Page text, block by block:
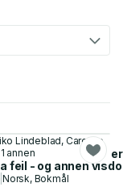
og få det bedre
Lindeblad, Caroline
annen
feil - og annen
|Norsk, Bokmål